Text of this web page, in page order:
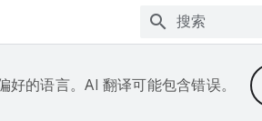
的语言。AI 翻译可能包含错误。